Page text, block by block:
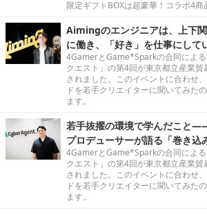
限定ギフトBOXは超豪華！コラボ4商
Aimingのエンジニアは、上下
に働き、「好き」を仕事にして
4GamerとGame*Sparkの合同によ
クエスト」の第4回が東京都立産業
されました。このイベントに合わせ
ドを若手クリエイターに聞いてみた
ます。
若手抜擢の環境で学んだこと
プロデューサーが語る「巻き込
4GamerとGame*Sparkの合同によ
クエスト」の第4回が東京都立産業
されました。このイベントに合わせ
ドを若手クリエイターに聞いてみた
ます。